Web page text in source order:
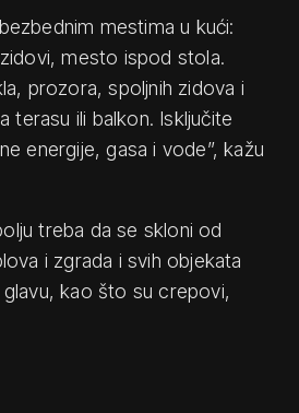
mestima u kući:
mesto ispod stola.
prozora, spoljnih zidova i
terasu ili balkon. Isključite
energije, gasa i vode”, kažu
treba da se skloni od
i zgrada i svih objekata
kao što su crepovi,